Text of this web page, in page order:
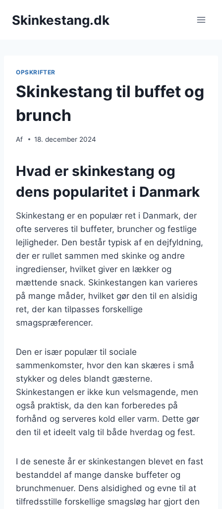
Skinkestang.dk
OPSKRIFTER
Skinkestang til buffet og
brunch
Af 18. december 2024
Hvad er skinkestang og
dens popularitet i Danmark
Skinkestang er en populær ret i Danmark, der
ofte serveres til buffeter, bruncher og festlige
lejligheder. Den består typisk af en dejfyldning,
der er rullet sammen med skinke og andre
ingredienser, hvilket giver en lækker og
mættende snack. Skinkestangen kan varieres
på mange måder, hvilket gør den til en alsidig
ret, der kan tilpasses forskellige
smagspræferencer.
Den er især populær til sociale
sammenkomster, hvor den kan skæres i små
stykker og deles blandt gæsterne.
Skinkestangen er ikke kun velsmagende, men
også praktisk, da den kan forberedes på
forhånd og serveres kold eller varm. Dette gør
den til et ideelt valg til både hverdag og fest.
I de seneste år er skinkestangen blevet en fast
bestanddel af mange danske buffeter og
brunchmenuer. Dens alsidighed og evne til at
tilfredsstille forskellige smagsløg har gjort den